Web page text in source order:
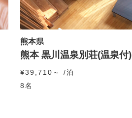
熊本県
熊本 黒川温泉別荘(温泉付)
¥39,710～ /泊
8名